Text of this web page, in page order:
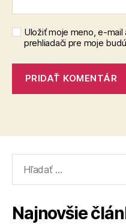
Uložiť moje meno, e-
prehliadači pre moje
Najnovšie